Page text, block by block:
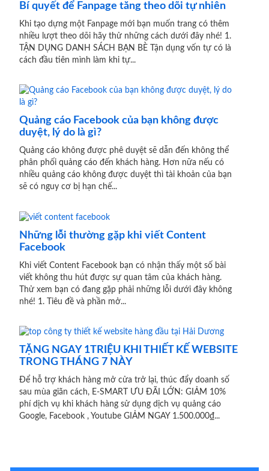
Bí quyết để Fanpage tăng theo dõi tự nhiên
Khi tạo dựng một Fanpage mới bạn muốn trang có thêm
nhiều lượt theo dõi hãy thử những cách dưới đây nhé! 1.
TẬN DỤNG DANH SÁCH BẠN BÈ Tận dụng vốn tự có là
cách đầu tiên mình làm khi tự...
Quảng cáo Facebook của bạn không được
duyệt, lý do là gì?
Quảng cáo không được phê duyệt sẽ dẫn đến không thể
phân phối quảng cáo đến khách hàng. Hơn nữa nếu có
nhiều quảng cáo không được duyệt thì tài khoản của bạn
sẽ có nguy cơ bị hạn chế...
Những lỗi thường gặp khi viết Content
Facebook
Khi viết Content Facebook bạn có nhận thấy một số bài
viết không thu hút được sự quan tâm của khách hàng.
Thử xem bạn có đang gặp phải những lỗi dưới đây không
nhé! 1. Tiêu đề và phần mở...
TẶNG NGAY 1TRIỆU KHI THIẾT KẾ WEBSITE
TRONG THÁNG 7 NÀY
Để hỗ trợ khách hàng mở cửa trở lại, thúc đẩy doanh số
sau mùa giãn cách, E-SMART ƯU ĐÃI LỚN: GIẢM 10%
phí dịch vụ khi khách hàng sử dụng dịch vụ quảng cáo
Google, Facebook , Youtube GIẢM NGAY 1.500.000₫...